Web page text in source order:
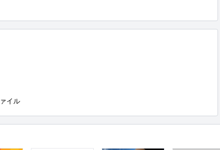
イル